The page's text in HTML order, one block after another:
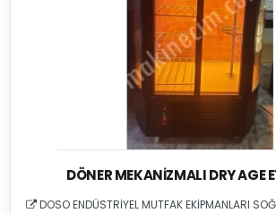
DÖNER MEKANIZMALI DRY AGE
DOSO ENDÜSTRİYEL MUTFAK EKİPMANLARI